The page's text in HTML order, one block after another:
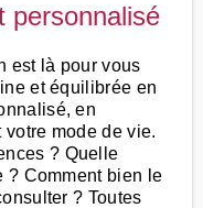
personnalisé
est là pour vous
et équilibrée en
en
mode de vie.
? Quelle
? Comment bien le
? Toutes